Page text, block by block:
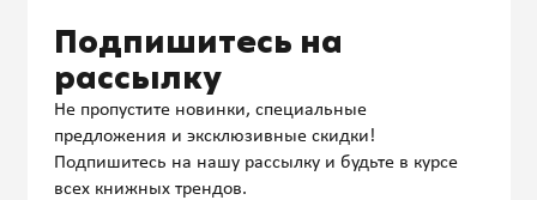
Подпишитесь на
рассылку
Не пропустите новинки, специальные
предложения и эксклюзивные скидки!
Подпишитесь на нашу рассылку и будьте в курсе
всех книжных трендов.